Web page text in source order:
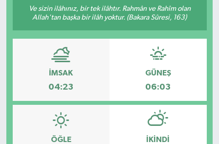
Ve sizin ilâhınız, bir tek ilâhtır. Rahmân ve Rahîm olan
Allah'tan başka bir ilâh yoktur. (Bakara Sûresi, 163)
İMSAK
04:23
GÜNEŞ
06:03
ÖĞLE İKINDI